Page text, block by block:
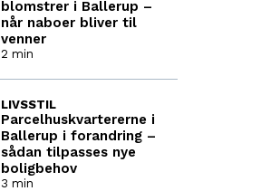
blomstrer i Ballerup –
når naboer bliver til
venner
2 min
Parcelhuskvartererne i
Ballerup i forandring –
sådan tilpasses nye
boligbehov
LIVSSTIL
3 min